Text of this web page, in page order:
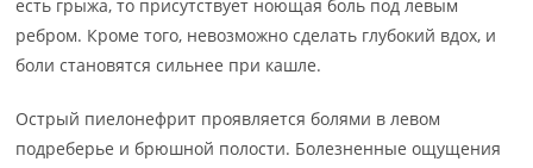
есть грыжа, то присутствует ноющая боль под левым
ребром. Кроме того, невозможно сделать глубокий вдох, и
боли становятся сильнее при кашле.
Острый пиелонефрит проявляется болями в левом
подреберье и брюшной полости. Болезненные ощущения